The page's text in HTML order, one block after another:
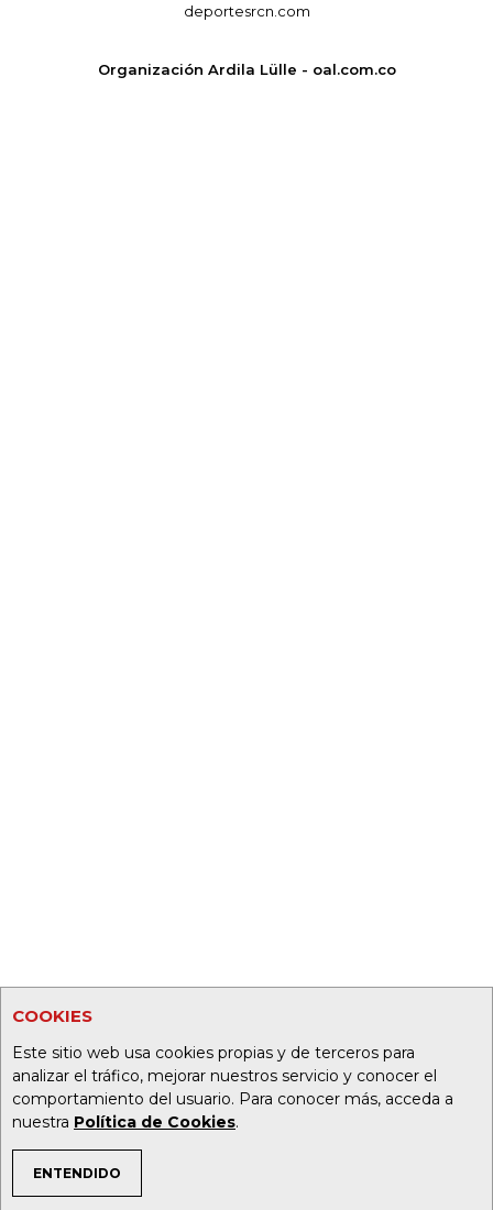
COOKIES
Este sitio web usa cookies propias y de terceros para
analizar el tráfico, mejorar nuestros servicio y conocer el
comportamiento del usuario. Para conocer más, acceda a
nuestra Política de Cookies.
ENTENDIDO
TEMAS DE INTERÉS
deportesrcn.com
Organización Ardila Lülle - oal.com.co